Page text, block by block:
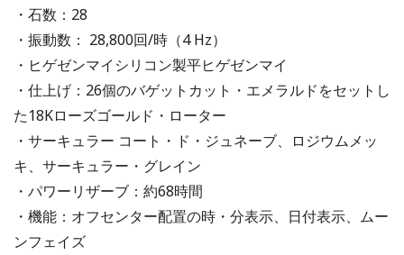
・石数：28
・振動数： 28,800回/時（4 Hz）
・ヒゲゼンマイシリコン製平ヒゲゼンマイ
・仕上げ：26個のバゲットカット・エメラルドをセットし
た18Kローズゴールド・ローター
・サーキュラー コート・ド・ジュネーブ、ロジウムメッ
キ、サーキュラー・グレイン
・パワーリザーブ：約68時間
・機能：オフセンター配置の時・分表示、日付表示、ムー
ンフェイズ